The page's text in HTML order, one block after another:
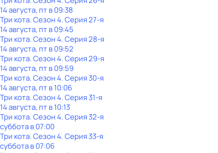
14 августа, пт в 09:38
Три кота. Сезон 4. Серия 27-я
14 августа, пт в 09:45
Три кота. Сезон 4. Серия 28-я
14 августа, пт в 09:52
Три кота. Сезон 4. Серия 29-я
14 августа, пт в 09:59
Три кота. Сезон 4. Серия 30-я
14 августа, пт в 10:06
Три кота. Сезон 4. Серия 31-я
14 августа, пт в 10:13
Три кота. Сезон 4. Серия 32-я
субботав07:00
Три кота. Сезон 4. Серия 33-я
субботав07:06